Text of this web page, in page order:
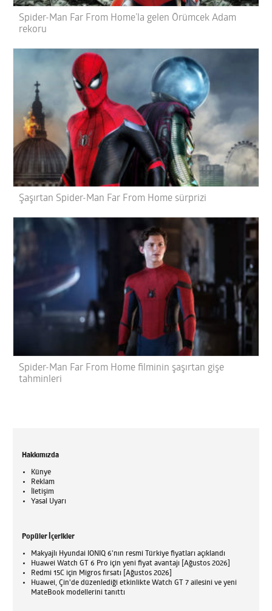
Spider-Man Far From Home’la gelen Örümcek Adam
rekoru
Şaşırtan Spider-Man Far From Home sürprizi
Spider-Man Far From Home filminin şaşırtan gişe
tahminleri
Hakkımızda
Künye
Reklam
İletişim
Yasal Uyarı
Popüler İçerikler
Makyajlı Hyundai IONIQ 6'nın resmi Türkiye fiyatları açıklandı
Huawei Watch GT 6 Pro için yeni fiyat avantajı [Ağustos 2026]
Redmi 15C için Migros fırsatı [Ağustos 2026]
Huawei, Çin'de düzenlediği etkinlikte Watch GT 7 ailesini ve yeni
MateBook modellerini tanıttı